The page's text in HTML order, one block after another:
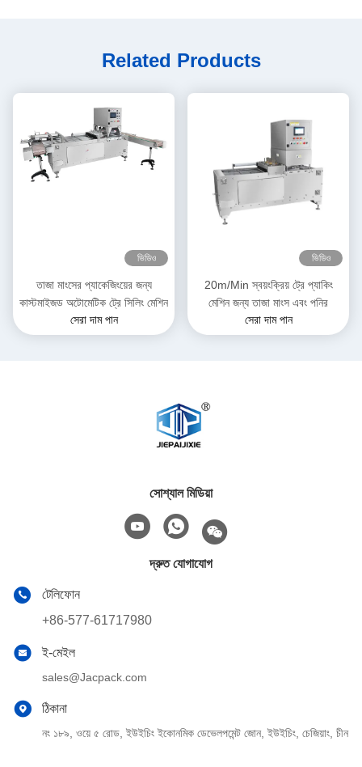
Related Products
ভিডিও
তাজা মাংসের প্যাকেজিংয়ের জন্য
কাস্টমাইজড অটোমেটিক ট্রে সিলিং মেশিন
সেরা দাম পান
ভিডিও
20m/Min স্বয়ংক্রিয় ট্রে প্যাকিং
মেশিন জন্য তাজা মাংস এবং পনির
সেরা দাম পান
সোশ্যাল মিডিয়া
দ্রুত যোগাযোগ
টেলিফোন
+86-577-61717980
ই-মেইল
sales@Jacpack.com
ঠিকানা
নং ১৮৯, ওয়ে ৫ রোড, ইউইচিং ইকোনমিক ডেভেলপমেন্ট জোন, ইউইচিং, চেজিয়াং, চীন